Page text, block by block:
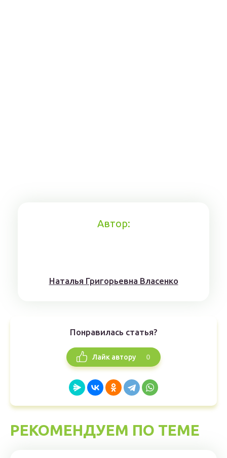
Автор:
Наталья Григорьевна Власенко
Понравилась статья?
Лайк автору 0
РЕКОМЕНДУЕМ ПО ТЕМЕ